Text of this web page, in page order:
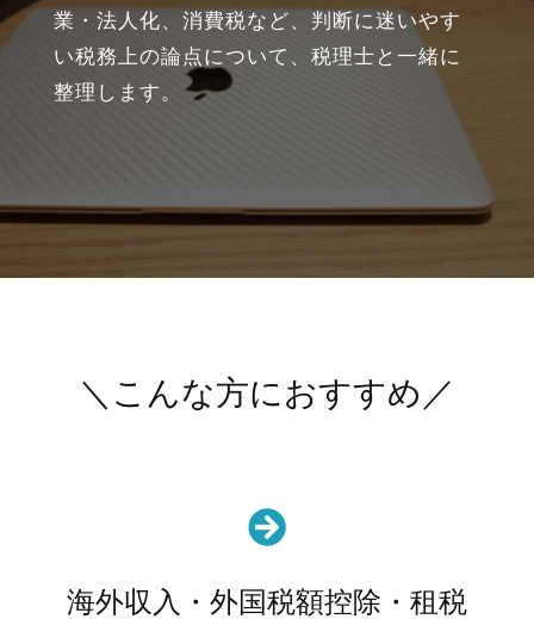
業・法人化、消費税など、判断に迷いやす
い税務上の論点について、税理士と一緒に
整理します。
＼こんな方におすすめ／

海外収入・外国税額控除・租税